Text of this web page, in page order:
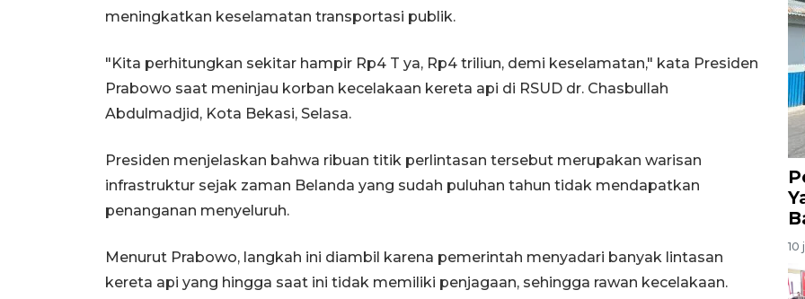
meningkatkan keselamatan transportasi publik.
"Kita perhitungkan sekitar hampir Rp4 T ya, Rp4 triliun, demi keselamatan," kata Presiden
Prabowo saat meninjau korban kecelakaan kereta api di RSUD dr. Chasbullah
Abdulmadjid, Kota Bekasi, Selasa.
Presiden menjelaskan bahwa ribuan titik perlintasan tersebut merupakan warisan
infrastruktur sejak zaman Belanda yang sudah puluhan tahun tidak mendapatkan
penanganan menyeluruh.
Menurut Prabowo, langkah ini diambil karena pemerintah menyadari banyak lintasan
kereta api yang hingga saat ini tidak memiliki penjagaan, sehingga rawan kecelakaan.
10